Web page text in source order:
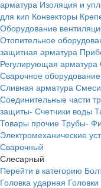
арматура Изоляция и
для кип Конвекторы
Оборудование
Отопительное
защитная арматура
Регулирующая арматура
Сварочное оборудование
Сливная арматура
Соединительные части
защиты- Счетчики воды
Товары прочие Трубы-
Электромеханические
Сварочный
Слесарный
Перейти в категорию
Головка ударная